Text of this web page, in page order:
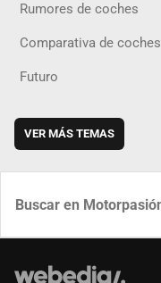
Rumores de coches
Comparativa de coches
Futuro
VER MÁS TEMAS